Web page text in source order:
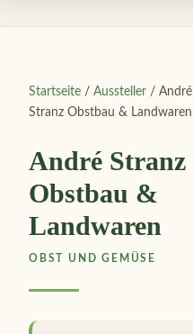
Startseite / Aussteller / André
Stranz Obstbau & Landwaren
André Stranz
Obstbau &
Landwaren
OBST UND GEMÜSE